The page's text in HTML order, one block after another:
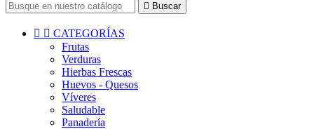
 Buscar
  CATEGORÍAS
Frutas
Verduras
Hierbas Frescas
Huevos - Quesos
Víveres
Saludable
Panadería